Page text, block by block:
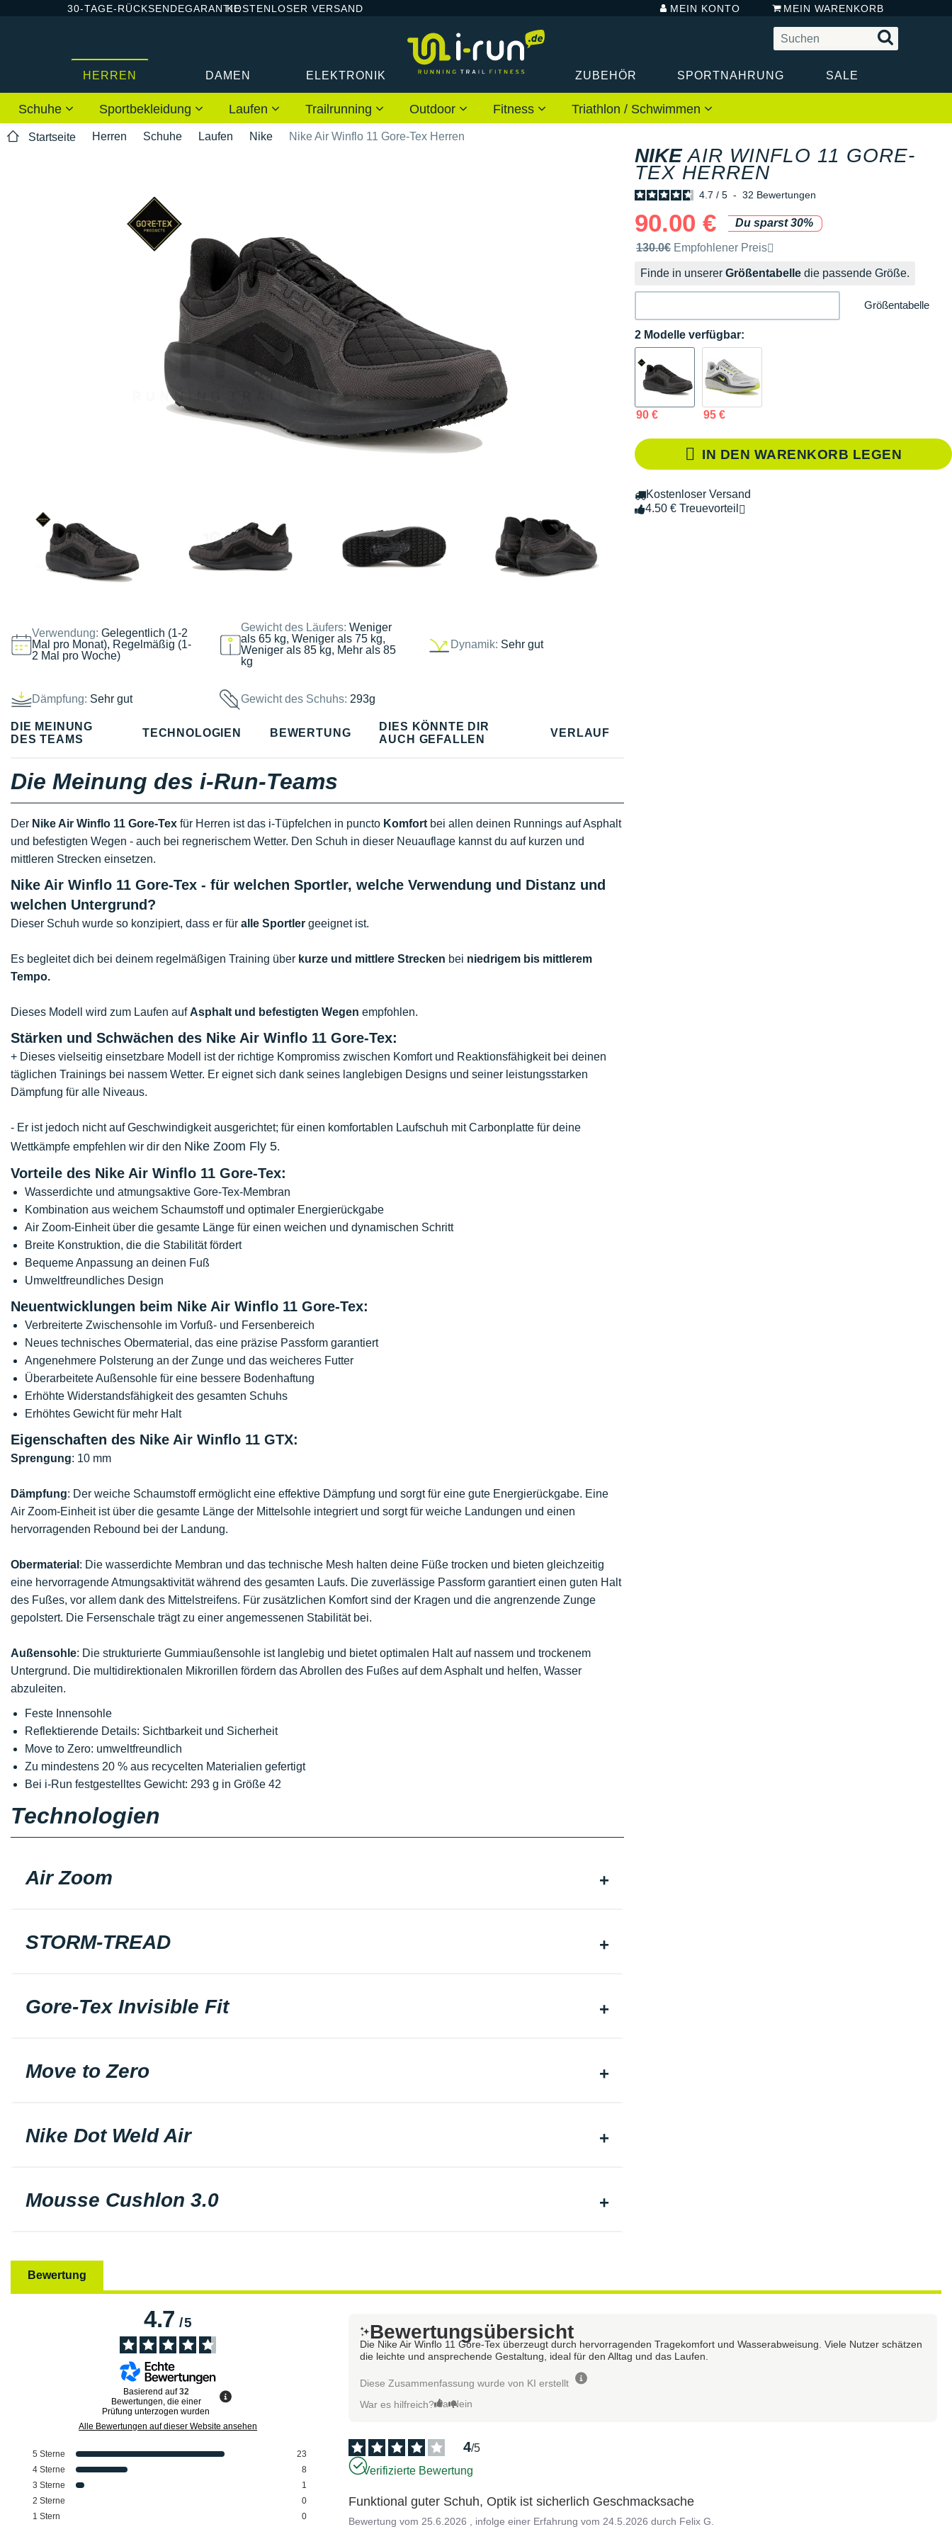
30-TAGE-RÜCKSENDEGARANTIEKOSTENLOSER VERSAND MEIN KONTO MEIN WARENKORB
HERREN DAMEN ELEKTRONIK ZUBEHÖR SPORTNAHRUNG SALE
Schuhe Sportbekleidung Laufen Trailrunning Outdoor Fitness Triathlon / Schwimmen
Startseite Herren Schuhe Laufen Nike Nike Air Winflo 11 Gore-Tex Herren
Verwendung: Gelegentlich (1-2
Mal pro Monat), Regelmäßig (1-
2 Mal pro Woche)
Gewicht des Läufers:Weniger
als 65 kg, Weniger als 75 kg,
Weniger als 85 kg, Mehr als 85
kg
Dynamik: Sehr gut
Dämpfung: Sehr gut Gewicht des Schuhs: 293g
NIKE AIR WINFLO 11 GORE-
TEX HERREN
4.7 / 5 - 32 Bewertungen
90.00 €
Du sparst 30%
Unverbindliche Preisempfehlung der Marke
130.0€ Empfohlener Preis
Finde in unserer Größentabelle die passende Größe.
Größentabelle
2 Modelle verfügbar:
90 € 95 €
IN DEN WARENKORB LEGEN
Kostenloser Versand
4.50 € Treuevorteil
DIE MEINUNG
DES TEAMS
TECHNOLOGIEN BEWERTUNG
DIES KÖNNTE DIR
AUCH GEFALLEN
VERLAUF
Die Meinung des i-Run-Teams
Der Nike Air Winflo 11 Gore-Tex für Herren ist das i-Tüpfelchen in puncto Komfort bei allen deinen Runnings auf Asphalt
und befestigten Wegen - auch bei regnerischem Wetter. Den Schuh in dieser Neuauflage kannst du auf kurzen und
mittleren Strecken einsetzen.
Nike Air Winflo 11 Gore-Tex - für welchen Sportler, welche Verwendung und Distanz und
welchen Untergrund?
Dieser Schuh wurde so konzipiert, dass er für alle Sportler geeignet ist.
Es begleitet dich bei deinem regelmäßigen Training über kurze und mittlere Strecken bei niedrigem bis mittlerem
Tempo.
Dieses Modell wird zum Laufen auf Asphalt und befestigten Wegen empfohlen.
Stärken und Schwächen des Nike Air Winflo 11 Gore-Tex:
+ Dieses vielseitig einsetzbare Modell ist der richtige Kompromiss zwischen Komfort und Reaktionsfähigkeit bei deinen
täglichen Trainings bei nassem Wetter. Er eignet sich dank seines langlebigen Designs und seiner leistungsstarken
Dämpfung für alle Niveaus.
- Er ist jedoch nicht auf Geschwindigkeit ausgerichtet; für einen komfortablen Laufschuh mit Carbonplatte für deine
Wettkämpfe empfehlen wir dir den Nike Zoom Fly 5.
Vorteile des Nike Air Winflo 11 Gore-Tex:
Wasserdichte und atmungsaktive Gore-Tex-Membran
Kombination aus weichem Schaumstoff und optimaler Energierückgabe
Air Zoom-Einheit über die gesamte Länge für einen weichen und dynamischen Schritt
Breite Konstruktion, die die Stabilität fördert
Bequeme Anpassung an deinen Fuß
Umweltfreundliches Design
Neuentwicklungen beim Nike Air Winflo 11 Gore-Tex:
Verbreiterte Zwischensohle im Vorfuß- und Fersenbereich
Neues technisches Obermaterial, das eine präzise Passform garantiert
Angenehmere Polsterung an der Zunge und das weicheres Futter
Überarbeitete Außensohle für eine bessere Bodenhaftung
Erhöhte Widerstandsfähigkeit des gesamten Schuhs
Erhöhtes Gewicht für mehr Halt
Eigenschaften des Nike Air Winflo 11 GTX:
Sprengung: 10 mm
Dämpfung: Der weiche Schaumstoff ermöglicht eine effektive Dämpfung und sorgt für eine gute Energierückgabe. Eine
Air Zoom-Einheit ist über die gesamte Länge der Mittelsohle integriert und sorgt für weiche Landungen und einen
hervorragenden Rebound bei der Landung.
Obermaterial : Die wasserdichte Membran und das technische Mesh halten deine Füße trocken und bieten gleichzeitig
eine hervorragende Atmungsaktivität während des gesamten Laufs. Die zuverlässige Passform garantiert einen guten Halt
des Fußes, vor allem dank des Mittelstreifens. Für zusätzlichen Komfort sind der Kragen und die angrenzende Zunge
gepolstert. Die Fersenschale trägt zu einer angemessenen Stabilität bei.
Außensohle: Die strukturierte Gummiaußensohle ist langlebig und bietet optimalen Halt auf nassem und trockenem
Untergrund. Die multidirektionalen Mikrorillen fördern das Abrollen des Fußes auf dem Asphalt und helfen, Wasser
abzuleiten.
Feste Innensohle
Reflektierende Details: Sichtbarkeit und Sicherheit
Move to Zero: umweltfreundlich
Zu mindestens 20 % aus recycelten Materialien gefertigt
Bei i-Run festgestelltes Gewicht: 293 g in Größe 42
Technologien
Air Zoom
STORM-TREAD
Gore-Tex Invisible Fit
Move to Zero
Nike Dot Weld Air
Mousse Cushlon 3.0
Bewertung
4.7/5
Basierend auf32
Bewertungen, die einer
Prüfung unterzogen wurden
Alle Bewertungen auf dieser Website ansehen
5 Sterne
23
4 Sterne
8
3 Sterne
1
2 Sterne
0
1 Stern 0
Bewertungsübersicht
Die Nike Air Winflo 11 Gore-Tex überzeugt durch hervorragenden Tragekomfort und Wasserabweisung. Viele Nutzer schätzen
die leichte und ansprechende Gestaltung, ideal für den Alltag und das Laufen.
Diese Zusammenfassung wurde von KI erstellt
War es hilfreich? Ja Nein
4/5
Verifizierte Bewertung
Funktional guter Schuh, Optik ist sicherlich Geschmacksache
Bewertung vom 25.6.2026 , infolge einer Erfahrung vom 24.5.2026 durch Felix G.